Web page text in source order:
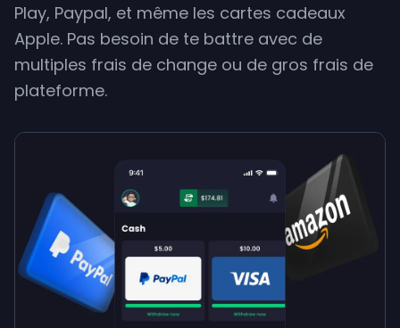
Play, Paypal, et même les cartes cadeaux
Apple. Pas besoin de te battre avec de
multiples frais de change ou de gros frais de
plateforme.